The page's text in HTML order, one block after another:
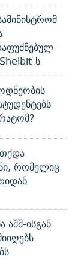
ს
რომელიც
აშშ-ისგან